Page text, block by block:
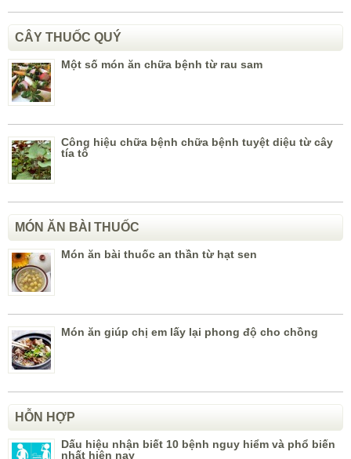
CÂY THUỐC QUÝ
Một số món ăn chữa bệnh từ rau sam
Công hiệu chữa bệnh chữa bệnh tuyệt diệu từ cây
tía tô
MÓN ĂN BÀI THUỐC
Món ăn bài thuốc an thần từ hạt sen
Món ăn giúp chị em lấy lại phong độ cho chồng
HỖN HỢP
Dấu hiệu nhận biết 10 bệnh nguy hiểm và phổ biến
nhất hiện nay